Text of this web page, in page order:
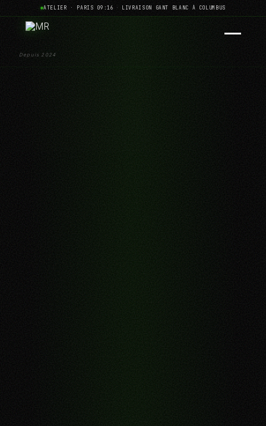
ATELIER · PARIS 09:16 · LIVRAISON GANT BLANC À COLUMBUS
Depuis 2024